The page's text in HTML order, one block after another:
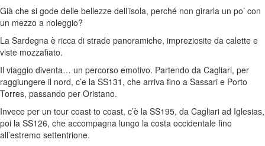
Già che si gode delle bellezze dell’isola, perché non girarla un po’ con
un mezzo a noleggio?
La Sardegna è ricca di strade panoramiche, impreziosite da calette e
viste mozzafiato.
Il viaggio diventa… un percorso emotivo. Partendo da Cagliari, per
raggiungere il nord, c’e la SS131, che arriva fino a Sassari e Porto
Torres, passando per Oristano.
Invece per un tour coast to coast, c’è la SS195, da Cagliari ad Iglesias,
poi la SS126, che accompagna lungo la costa occidentale fino
all’estremo settentrione.